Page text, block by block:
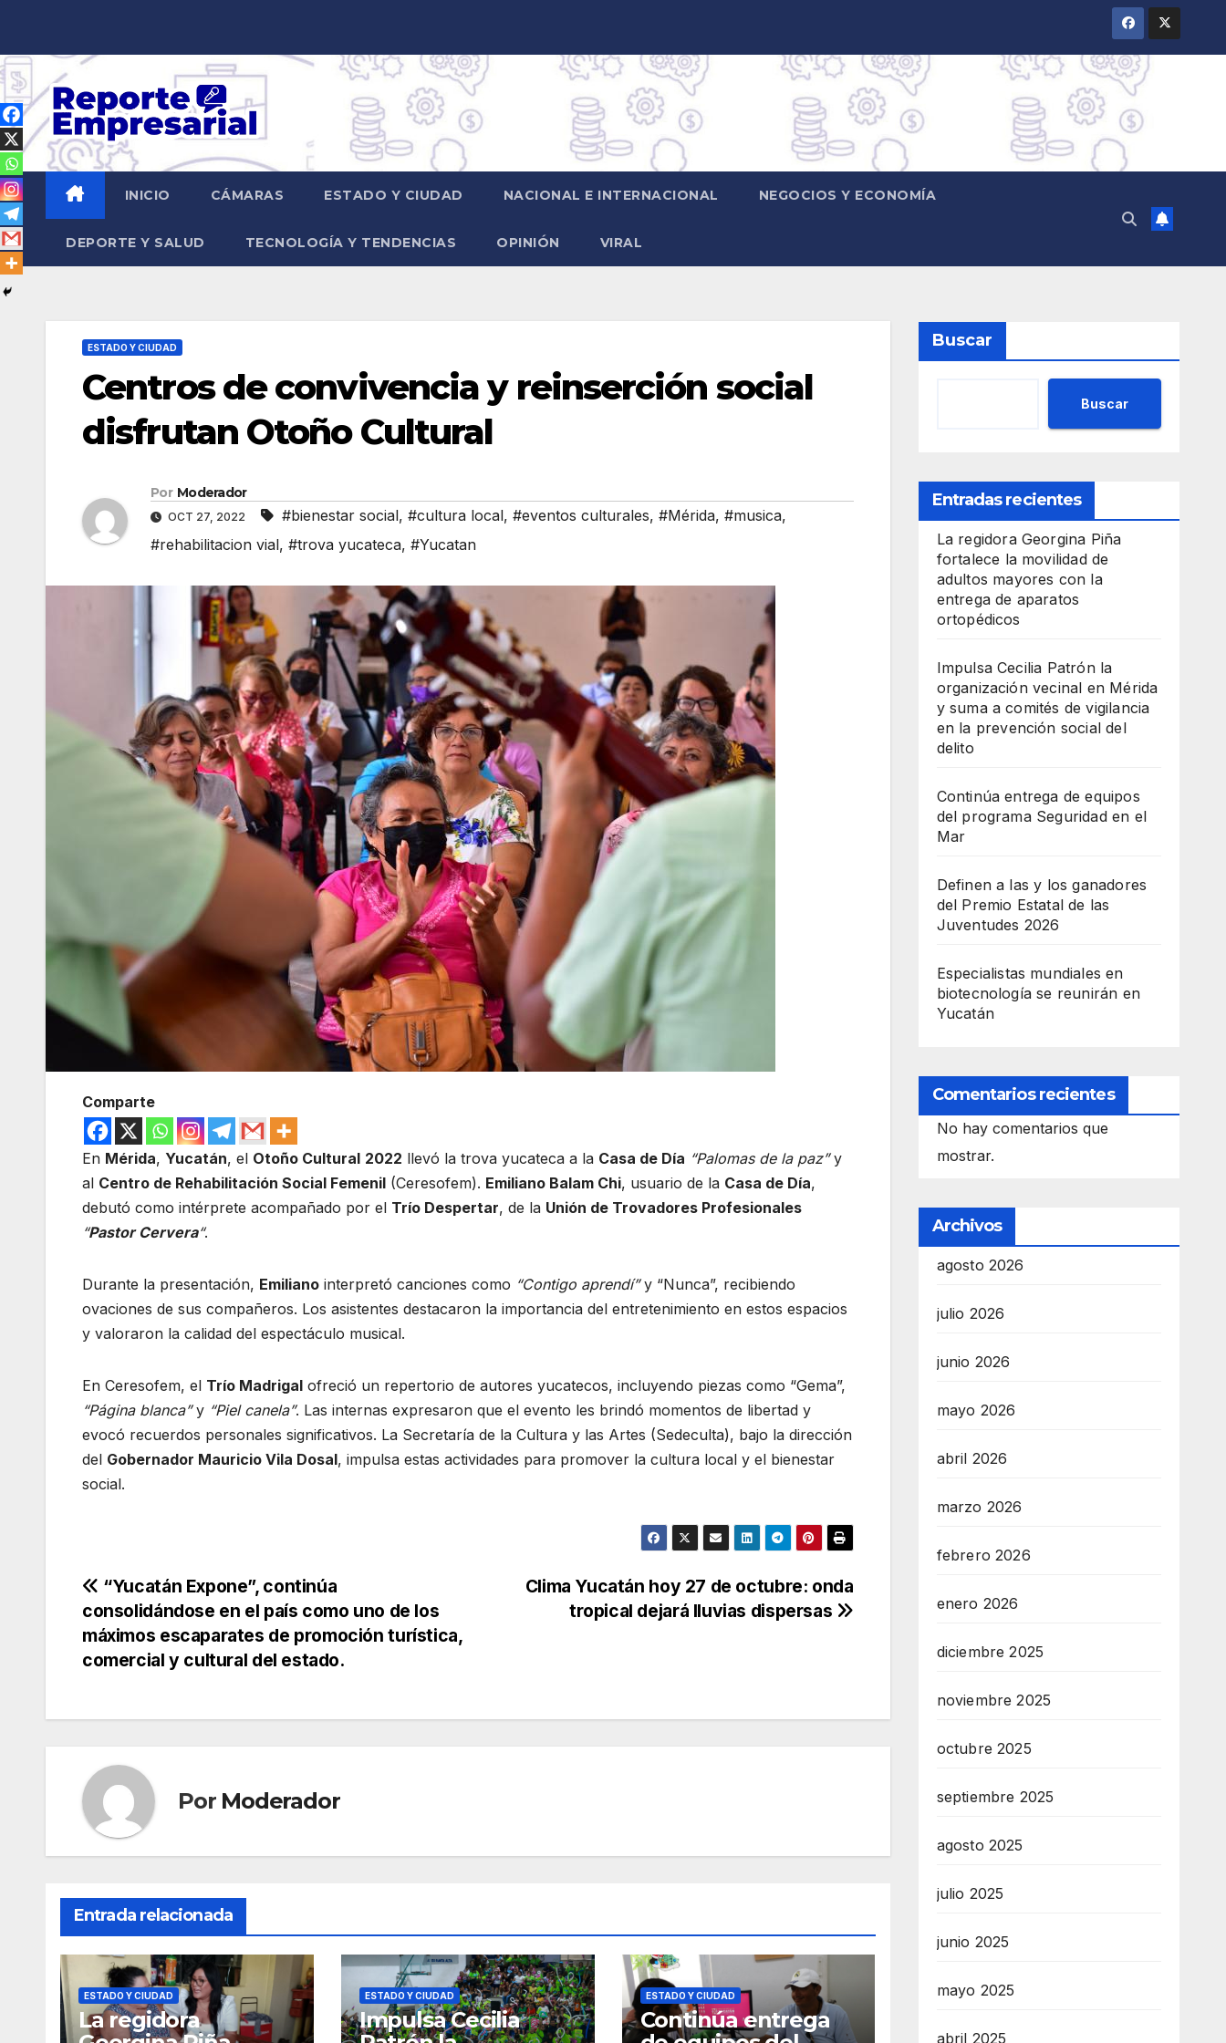
contenido
INICIO CÁMARAS ESTADO Y CIUDAD NACIONAL E INTERNACIONAL NEGOCIOS Y ECONOMÍA
DEPORTE Y SALUD TECNOLOGÍA Y TENDENCIAS OPINIÓN VIRAL
ESTADO Y CIUDAD
Centros de convivencia y reinserción social
disfrutan Otoño Cultural
Por Moderador
OCT 27, 2022 #bienestar social, #cultura local, #eventos culturales, #Mérida, #musica,
#rehabilitacion vial, #trova yucateca, #Yucatan
Comparte
En Mérida, Yucatán, el Otoño Cultural 2022 llevó la trova yucateca a la Casa de Día “Palomas de la paz”y
al Centro de Rehabilitación Social Femenil (Ceresofem). Emiliano Balam Chi, usuario de la Casa de Día,
debutó como intérprete acompañado por el Trío Despertar, de la Unión de Trovadores Profesionales
“Pastor Cervera“.
Durante la presentación, Emiliano interpretó canciones como “Contigo aprendí”y “Nunca”, recibiendo
ovaciones de sus compañeros. Los asistentes destacaron la importancia del entretenimiento en estos espacios
y valoraron la calidad del espectáculo musical.
En Ceresofem, el Trío Madrigal ofreció un repertorio de autores yucatecos, incluyendo piezas como “Gema”,
“Página blanca”y “Piel canela”. Las internas expresaron que el evento les brindó momentos de libertad y
evocó recuerdos personales significativos. La Secretaría de la Cultura y las Artes (Sedeculta), bajo la dirección
del Gobernador Mauricio Vila Dosal, impulsa estas actividades para promover la cultura local y el bienestar
social.
Navegación
de
entradas
Clima Yucatán hoy 27 de octubre: onda
tropical dejará lluvias dispersas
“Yucatán Expone”, continúa
consolidándose en el país como uno de los
máximos escaparates de promoción turística,
comercial y cultural del estado.
Por Moderador
Entrada relacionada
ESTADO Y CIUDAD
La regidora
ESTADO Y CIUDAD
Impulsa Cecilia
ESTADO Y CIUDAD
Continúa entrega
Buscar
Buscar
Entradas recientes
La regidora Georgina Piña
fortalece la movilidad de
adultos mayores con la
entrega de aparatos
ortopédicos
Impulsa Cecilia Patrón la
organización vecinal en Mérida
y suma a comités de vigilancia
en la prevención social del
delito
Continúa entrega de equipos
del programa Seguridad en el
Mar
Definen a las y los ganadores
del Premio Estatal de las
Juventudes 2026
Especialistas mundiales en
biotecnología se reunirán en
Yucatán
Comentarios recientes
No hay comentarios que
mostrar.
Archivos
agosto 2026
julio 2026
junio 2026
mayo 2026
abril 2026
marzo 2026
febrero 2026
enero 2026
diciembre 2025
noviembre 2025
octubre 2025
septiembre 2025
agosto 2025
julio 2025
junio 2025
mayo 2025
abril 2025